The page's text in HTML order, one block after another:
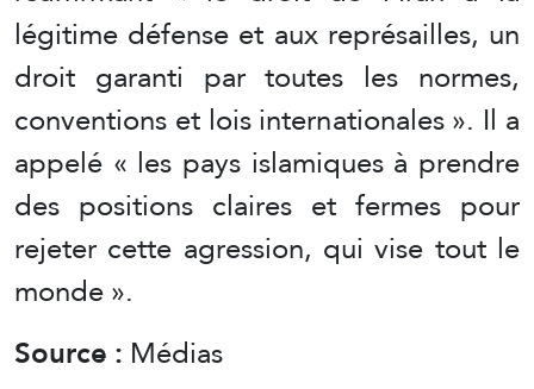
légitime défense et aux représailles, un
droit garanti par toutes les normes,
conventions et lois internationales ». Il a
appelé « les pays islamiques à prendre
des positions claires et fermes pour
rejeter cette agression, qui vise tout le
monde ».
Source : Médias